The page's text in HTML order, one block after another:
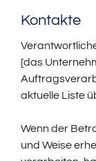
Kontakte
[das
aktuelle Liste
Wenn der
und Weise